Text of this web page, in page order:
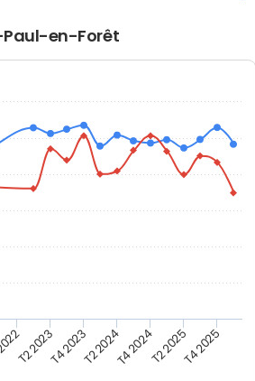
Paul-en-Forêt
T2 2023T4 2023T2 2024T4 2024T2 2025T4 2025